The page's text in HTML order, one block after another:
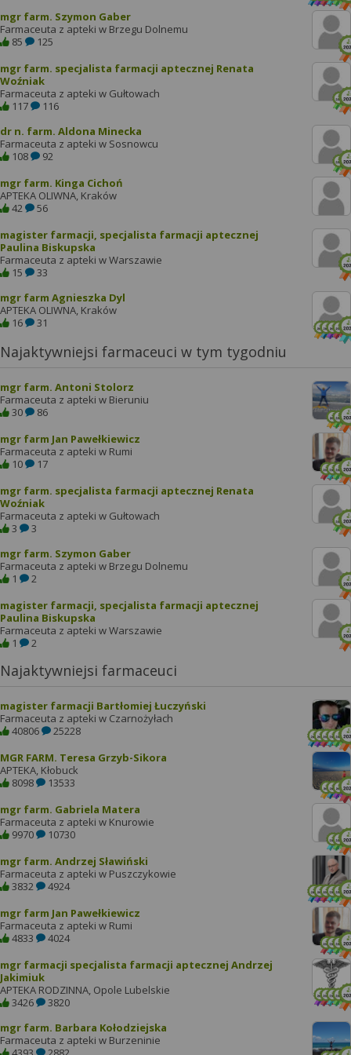
mgr farm. Szymon Gaber
Farmaceuta z apteki w Brzegu Dolnemu
85
125
mgr farm. specjalista farmacji aptecznej Renata
Woźniak
Farmaceuta z apteki w Gułtowach
117
116
dr n. farm. Aldona Minecka
Farmaceuta z apteki w Sosnowcu
108
92
mgr farm. Kinga Cichoń
APTEKA OLIWNA, Kraków
42
56
magister farmacji, specjalista farmacji aptecznej
Paulina Biskupska
Farmaceuta z apteki w Warszawie
15
33
mgr farm Agnieszka Dyl
APTEKA OLIWNA, Kraków
16
31
Najaktywniejsi farmaceuci w tym tygodniu
mgr farm. Antoni Stolorz
Farmaceuta z apteki w Bieruniu
30
86
mgr farm Jan Pawełkiewicz
Farmaceuta z apteki w Rumi
10
17
mgr farm. specjalista farmacji aptecznej Renata
Woźniak
Farmaceuta z apteki w Gułtowach
3
3
mgr farm. Szymon Gaber
Farmaceuta z apteki w Brzegu Dolnemu
1
2
magister farmacji, specjalista farmacji aptecznej
Paulina Biskupska
Farmaceuta z apteki w Warszawie
1
2
Najaktywniejsi farmaceuci
magister farmacji Bartłomiej Łuczyński
Farmaceuta z apteki w Czarnożyłach
40806
25228
MGR FARM. Teresa Grzyb-Sikora
APTEKA, Kłobuck
8098
13533
mgr farm. Gabriela Matera
Farmaceuta z apteki w Knurowie
9970
10730
mgr farm. Andrzej Sławiński
Farmaceuta z apteki w Puszczykowie
3832
4924
mgr farm Jan Pawełkiewicz
Farmaceuta z apteki w Rumi
4833
4024
mgr farmacji specjalista farmacji aptecznej Andrzej
Jakimiuk
APTEKA RODZINNA, Opole Lubelskie
3426
3820
mgr farm. Barbara Kołodziejska
Farmaceuta z apteki w Burzeninie